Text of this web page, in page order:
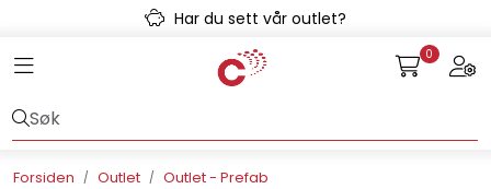
Skip to main contentHar du sett vår outlet?
Toggle navigation 0
Forsiden Outlet Outlet - Prefab